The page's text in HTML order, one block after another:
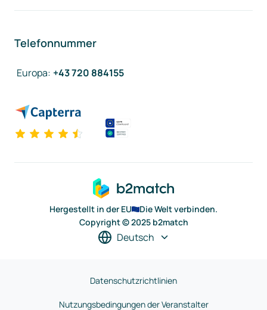
Telefonnummer
Europa: +43 720 884155
Hergestellt in der EU
Die Welt verbinden.
Copyright © 2025 b2match
Deutsch
Datenschutzrichtlinien
Nutzungsbedingungen der Veranstalter